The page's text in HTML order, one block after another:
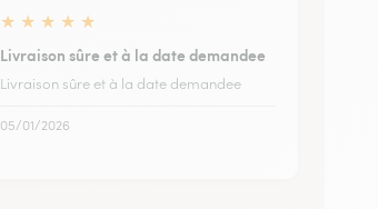
★ ★ ★ ★ ★
Livraison sûre et à la date demandee
Livraison sûre et à la date demandee
05/01/2026